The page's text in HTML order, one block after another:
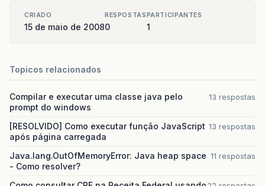
}
}
// **********************
function preencheFuncoes req
jsonData
responseText
var tbody = document .createElement("TBODY"
var
codigo ;
var myJSONObject = eval ( '(' + jsonData
CRIADO
15 de maio de 2008
RESPOSTAS
0
PARTICIPANTES
1
Topicos relacionados
Compilar e executar uma classe java pelo
prompt do windows
13 respostas
[RESOLVIDO] Como executar função JavaScript
após página carregada
13 respostas
Java.lang.OutOfMemoryError: Java heap space
- Como resolver?
11 respostas